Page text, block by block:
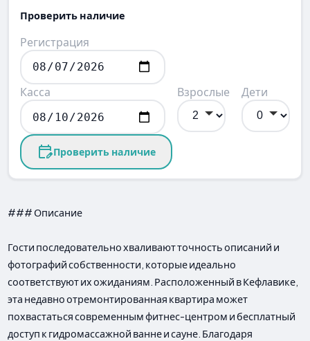
Проверить наличие
Регистрация
Касса Взрослые Дети
Проверить наличие
### Описание
Гости последовательно хваливают точность описаний и
фотографий собственности, которые идеально
соответствуют их ожиданиям. Расположенный в Кефлавике,
эта недавно отремонтированная квартира может
похвастаться современным фитнес-центром и бесплатный
доступ к гидромассажной ванне и сауне. Благодаря